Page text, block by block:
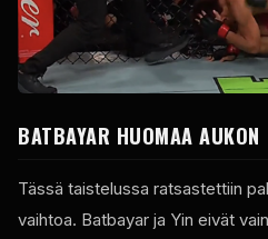
BATBAYAR HUOMAA AUKON
Tässä taistelussa ratsastettiin
vaihtoa. Batbayar ja Yin eivät